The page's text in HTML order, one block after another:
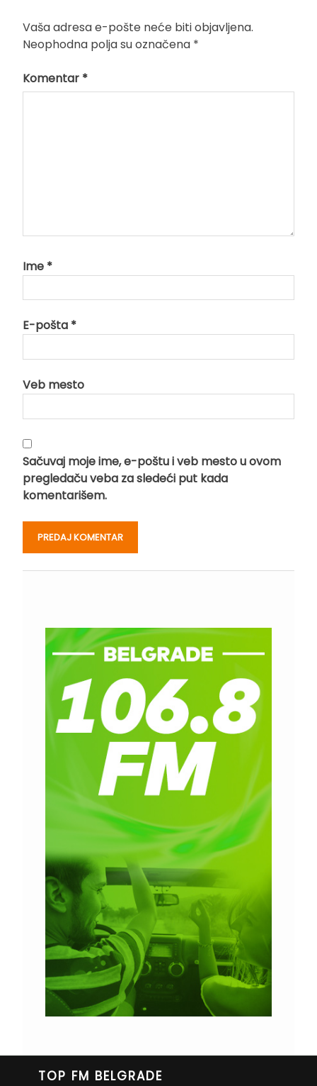
Vaša adresa e-pošte neće biti objavljena.
Neophodna polja su označena *
Komentar *
Ime *
E-pošta *
Veb mesto
Sačuvaj moje ime, e-poštu i veb mesto u ovom
pregledaču veba za sledeći put kada
komentarišem.
TOP FM BELGRADE